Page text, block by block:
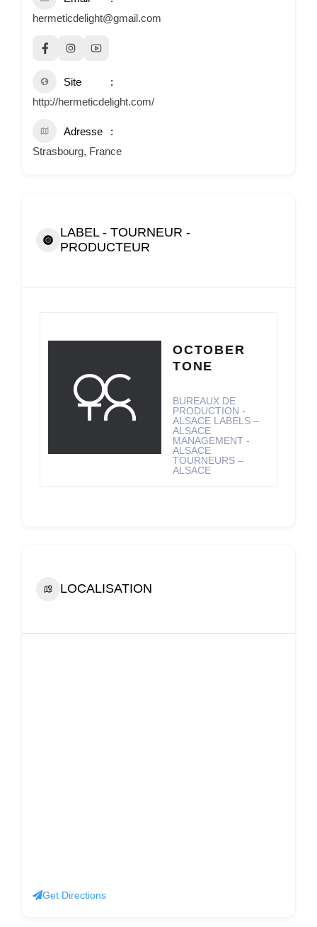
hermeticdelight@gmail.com
Site
http://hermeticdelight.com/
Adresse
Strasbourg, France
LABEL - TOURNEUR -
PRODUCTEUR
OCTOBER
TONE
BUREAUX DE
PRODUCTION -
ALSACE LABELS –
ALSACE
MANAGEMENT -
ALSACE
TOURNEURS –
ALSACE
LOCALISATION
Get Directions